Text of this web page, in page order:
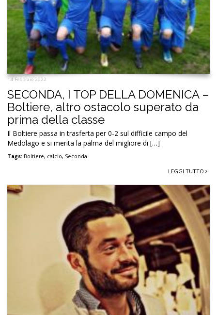
14 Febbraio 2022
SECONDA, I TOP DELLA DOMENICA –
Boltiere, altro ostacolo superato da
prima della classe
Il Boltiere passa in trasferta per 0-2 sul difficile campo del
Medolago e si merita la palma del migliore di […]
Tags: Boltiere, calcio, Seconda
LEGGI TUTTO